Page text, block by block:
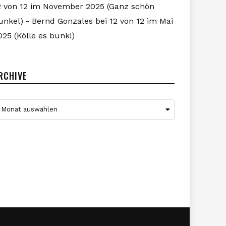
von 12 im November 2025 (Ganz schön
- Bernd Gonzales bei 12 von 12 im Mai
(Kölle es bunk!)
Monat auswählen